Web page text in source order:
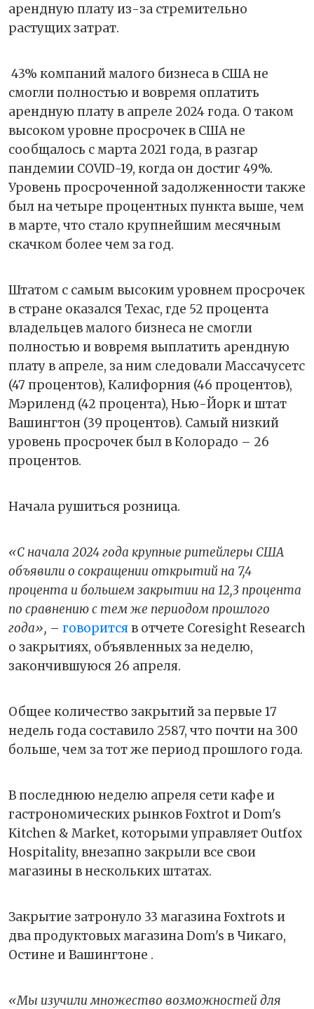
арендную плату из-за стремительно
растущих затрат.
43% компаний малого бизнеса в США не
смогли полностью и вовремя оплатить
арендную плату в апреле 2024 года. О таком
высоком уровне просрочек в США не
сообщалось с марта 2021 года, в разгар
пандемии COVID-​19, когда он достиг 49%.
Уровень просроченной задолженности также
был на четыре процентных пункта выше, чем
в марте, что стало крупнейшим месячным
скачком более чем за год.
Штатом с самым высоким уровнем просрочек
в стране оказался Техас, где 52 процента
владельцев малого бизнеса не смогли
полностью и вовремя выплатить арендную
плату в апреле, за ним следовали Массачусетс
(47 процентов), Калифорния (46 процентов),
Мэриленд (42 процента), Нью-Йорк и штат
Вашингтон (39 процентов). Самый низкий
уровень просрочек был в Колорадо – 26
процентов.
Начала рушиться розница.
«С начала 2024 года крупные ритейлеры США
объявили о сокращении открытий на 7,4
процента и большем закрытии на 12,3 процента
по сравнению с тем же периодом прошлого
года», – говоритсяв отчете Coresight Research
о закрытиях, объявленных за неделю,
закончившуюся 26 апреля.
Общее количество закрытий за первые 17
недель года составило 2587, что почти на 300
больше, чем за тот же период прошлого года.
В последнюю неделю апреля сети кафе и
гастрономических рынков Foxtrot и Dom's
Kitchen & Market, которыми управляет Outfox
Hospitality, внезапно закрыли все свои
магазины в нескольких штатах.
Закрытие затронуло 33 магазина Foxtrots и
два продуктовых магазина Dom's в Чикаго,
Остине и Вашингтоне .
«Мы изучили множество возможностей для